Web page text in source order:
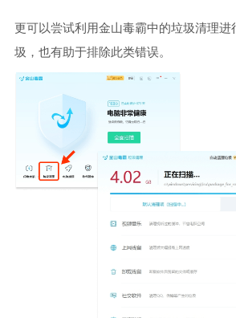
更可以尝试利用金山毒霸中的垃圾清理进
圾，也有助于排除此类错误。